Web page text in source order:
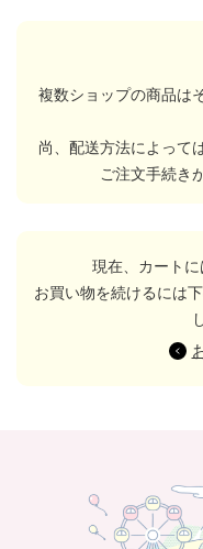
複数ショップの商品は
尚、配送方法によって
ご注文手続き
現在、カートに
お買い物を続けるには